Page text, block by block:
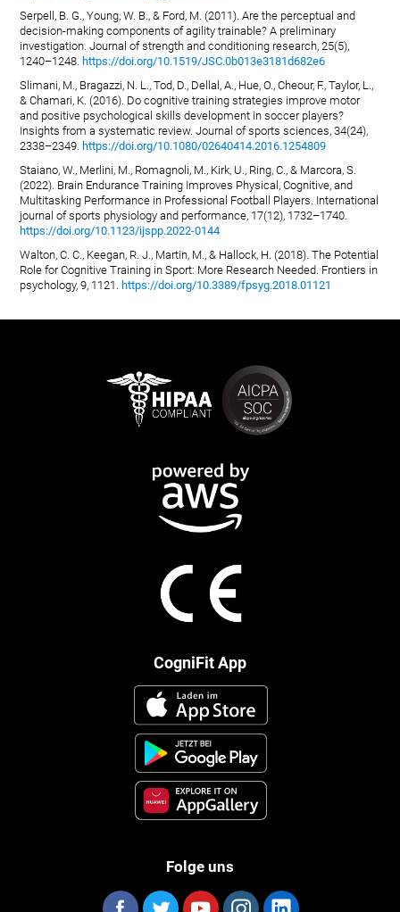
Serpell, B. G., Young, W. B., & Ford, M. (2011). Are the perceptual and
decision-making components of agility trainable? A preliminary
investigation. Journal of strength and conditioning research, 25(5),
1240–1248. https://doi.org/10.1519/JSC.0b013e3181d682e6
Slimani, M., Bragazzi, N. L., Tod, D., Dellal, A., Hue, O., Cheour, F., Taylor, L.,
& Chamari, K. (2016). Do cognitive training strategies improve motor
and positive psychological skills development in soccer players?
Insights from a systematic review. Journal of sports sciences, 34(24),
2338–2349. https://doi.org/10.1080/02640414.2016.1254809
Staiano, W., Merlini, M., Romagnoli, M., Kirk, U., Ring, C., & Marcora, S.
(2022). Brain Endurance Training Improves Physical, Cognitive, and
Multitasking Performance in Professional Football Players. International
journal of sports physiology and performance, 17(12), 1732–1740.
https://doi.org/10.1123/ijspp.2022-0144
Walton, C. C., Keegan, R. J., Martin, M., & Hallock, H. (2018). The Potential
Role for Cognitive Training in Sport: More Research Needed. Frontiers in
psychology, 9, 1121. https://doi.org/10.3389/fpsyg.2018.01121
CogniFit App
Folge uns